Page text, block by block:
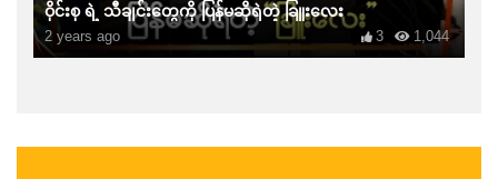
ဝိုင်းစု ရဲ့ သီချင်းတွေကို ပြန်မဆိုရဲတဲ့ ခြူးလေး
2 years ago 1,044
3